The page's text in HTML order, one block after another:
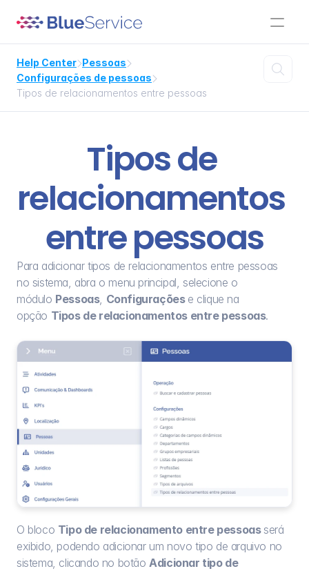
Help CenterPessoas
Configurações de pessoas
Tipos de relacionamentos entre pessoas

Tipos de
relacionamentos
entre pessoas
Para adicionar tipos de relacionamentos entre pessoas
no sistema, abra o menu principal, selecione o
módulo Pessoas, Configurações e clique na
opção Tipos de relacionamentos entre pessoas.
O bloco Tipo de relacionamento entre pessoas será
exibido, podendo adicionar um novo tipo de arquivo no
sistema, clicando no botão Adicionar tipo de